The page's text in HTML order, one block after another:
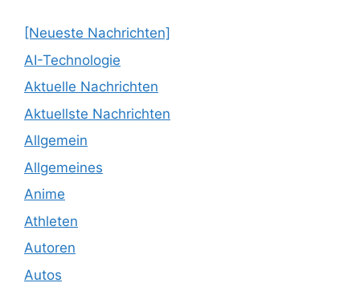
[Neueste Nachrichten]
AI-Technologie
Aktuelle Nachrichten
Aktuellste Nachrichten
Allgemein
Allgemeines
Anime
Athleten
Autoren
Autos